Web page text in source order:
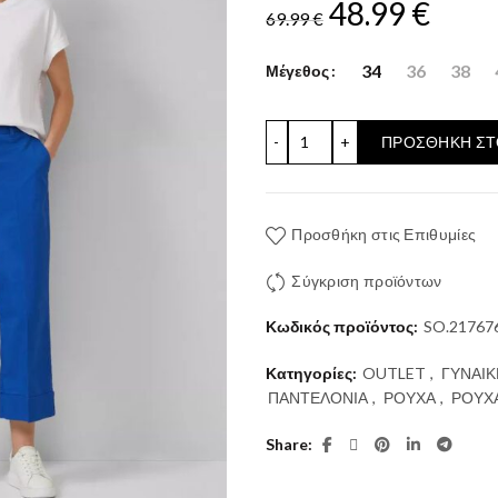
69.99€ Original
price
was:
69.99 €.
48.99 €Η
τιμή
είναι:
Μέγεθος 34 36 38
ΠΡΟΣΘΉΚΗ
Προσθήκη στις Επιθυμίες
Σύγκριση προϊόντων
Κωδικός προϊόντος:
Κατηγορίες: OUTLET ,
ΠΑΝΤΕΛΟΝΙΑ , ΡΟΥΧΑ ,
Share